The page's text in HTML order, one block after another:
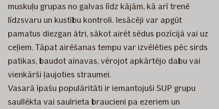
muskuļu grupas no galvas līdz kājām, kā arī trenē
līdzsvaru un kustību kontroli. Iesācēji var apgūt
pamatus diezgan ātri, sākot airēt sēdus pozīcijā vai uz
ceļiem. Tāpat airēšanas tempu var izvēlēties pēc sirds
patikas, baudot ainavas, vērojot apkārtējo dabu vai
vienkārši ļaujoties straumei.
Vasarā īpašu populāritāti ir iemantojuši SUP grupu
saullēkta vai saulrieta braucieni pa ezeriem un